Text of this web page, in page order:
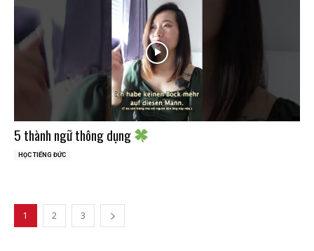
5 thành ngữ thông dụng
HỌC TIẾNG ĐỨC
1 2 3